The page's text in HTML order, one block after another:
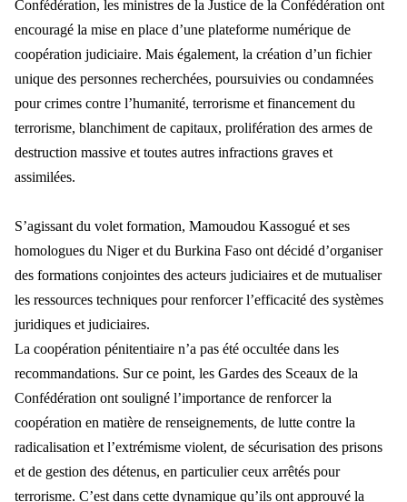
Confédération, les ministres de la Justice de la Confédération ont
encouragé la mise en place d’une plateforme numérique de
coopération judiciaire. Mais également, la création d’un fichier
unique des personnes recherchées, poursuivies ou condamnées
pour crimes contre l’humanité, terrorisme et financement du
terrorisme, blanchiment de capitaux, prolifération des armes de
destruction massive et toutes autres infractions graves et
assimilées.
S’agissant du volet formation, Mamoudou Kassogué et ses
homologues du Niger et du Burkina Faso ont décidé d’organiser
des formations conjointes des acteurs judiciaires et de mutualiser
les ressources techniques pour renforcer l’efficacité des systèmes
juridiques et judiciaires.
La coopération pénitentiaire n’a pas été occultée dans les
recommandations. Sur ce point, les Gardes des Sceaux de la
Confédération ont souligné l’importance de renforcer la
coopération en matière de renseignements, de lutte contre la
radicalisation et l’extrémisme violent, de sécurisation des prisons
et de gestion des détenus, en particulier ceux arrêtés pour
terrorisme. C’est dans cette dynamique qu’ils ont approuvé la